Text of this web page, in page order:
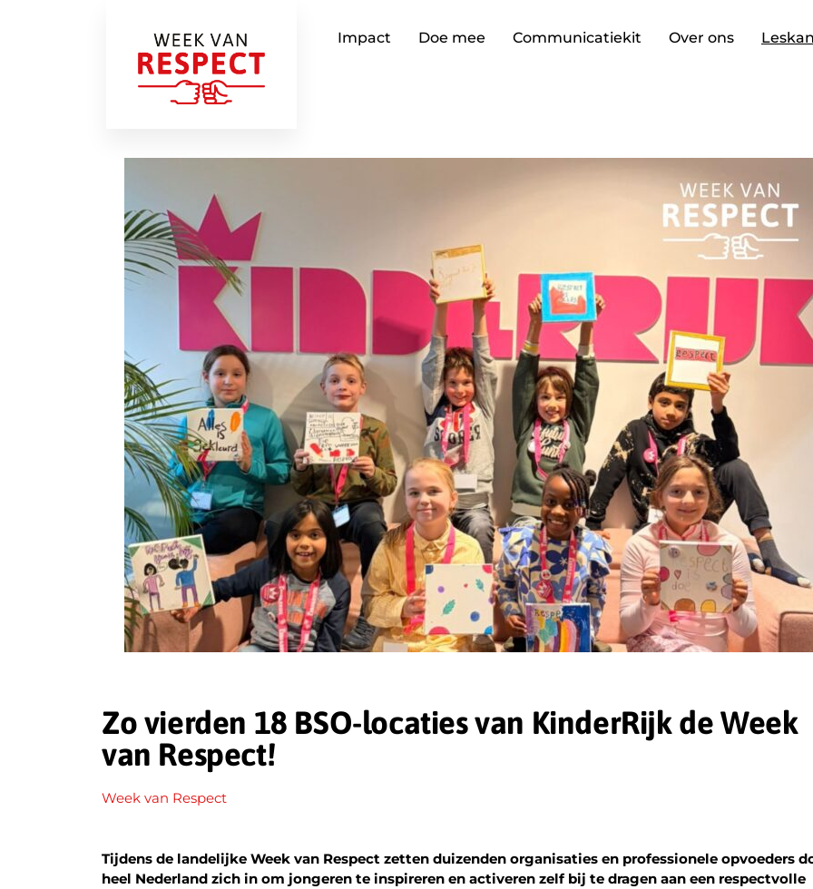
Impact Doe mee Communicatiekit Over ons
Zo vierden 18 BSO-locaties van KinderRijk de Week
van Respect!
Week van Respect
Tijdens de landelijke Week van Respect zetten duizenden organisaties en professionele opvoeders
heel Nederland zich in om jongeren te inspireren en activeren zelf bij te dragen aan een respectvolle